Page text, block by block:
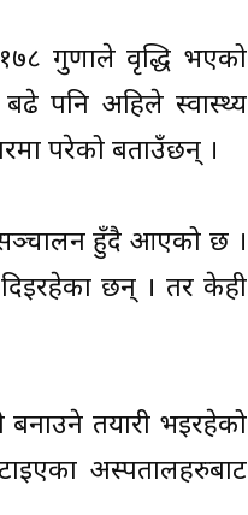
गुणाले वृद्धि भएको
बढे पनि अहिले स्वास्थ्य
परेको बताउँछन् ।
सञ्चालन हुँदै आएको छ ।
दिइरहेका छन् । तर केही
बनाउने तयारी भइरहेको
अस्पतालहरुबाट